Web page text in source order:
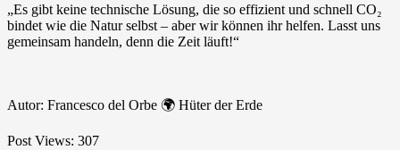
„Es gibt keine technische Lösung, die so effizient und schnell CO₂
bindet wie die Natur selbst – aber wir können ihr helfen. Lasst uns
gemeinsam handeln, denn die Zeit läuft!“
Autor: Francesco del Orbe 🌍 Hüter der Erde
Post Views: 307